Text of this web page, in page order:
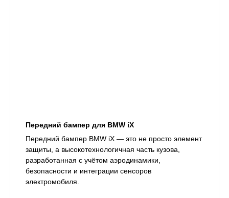
Передний бампер для BMW iX
Передний бампер BMW iX — это не просто элемент
защиты, а высокотехнологичная часть кузова,
разработанная с учётом аэродинамики,
безопасности и интеграции сенсоров
электромобиля.